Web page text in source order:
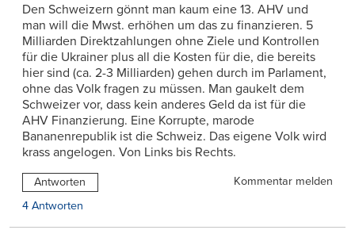
Den Schweizern gönnt man kaum eine 13. AHV und
man will die Mwst. erhöhen um das zu finanzieren. 5
Milliarden Direktzahlungen ohne Ziele und Kontrollen
für die Ukrainer plus all die Kosten für die, die bereits
hier sind (ca. 2-3 Milliarden) gehen durch im Parlament,
ohne das Volk fragen zu müssen. Man gaukelt dem
Schweizer vor, dass kein anderes Geld da ist für die
AHV Finanzierung. Eine Korrupte, marode
Bananenrepublik ist die Schweiz. Das eigene Volk wird
krass angelogen. Von Links bis Rechts.
Antworten
Kommentar melden
4 Antworten